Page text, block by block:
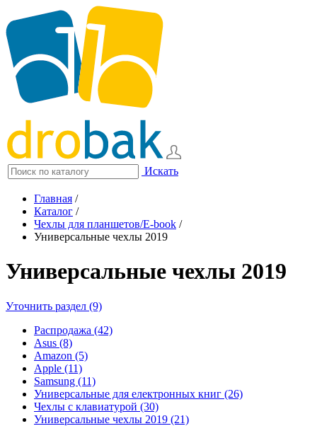
Искать
Главная /
Каталог /
Чехлы для планшетов/E-book /
Универсальные чехлы 2019
Универсальные чехлы 2019
Уточнить раздел (9)
Распродажа (42)
Asus (8)
Amazon (5)
Apple (11)
Samsung (11)
Универсальные для електронных книг (26)
Чехлы с клавиатурой (30)
Универсальные чехлы 2019 (21)